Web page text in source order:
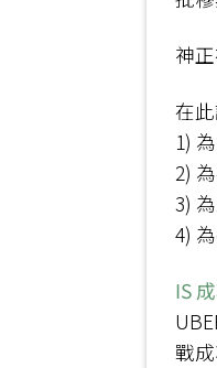
神
在
1)
2)
3)
4)
IS
戰